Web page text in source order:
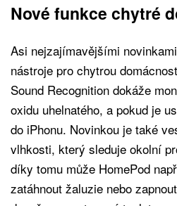
Nové funkce chytré
Asi nejzajímavějšími
nástroje pro chytrou
Sound Recognition dokáže
oxidu uhelnatého, a pokud je
do iPhonu. Novinkou je také
vlhkosti, který sleduje okolní
díky tomu může HomePod
zatáhnout žaluzie nebo